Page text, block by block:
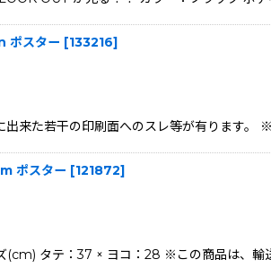
スター [133216]
来た若干の印刷面へのスレ等が有ります。
ポスター [121872]
タテ：37 × ヨコ：28 ※この商品は、輸